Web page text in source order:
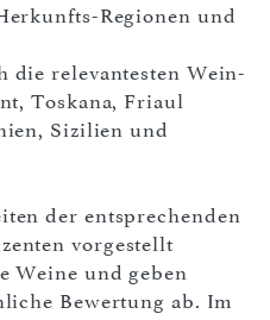
Regionen und
die relevantesten Wein-
Toskana, Friaul
Sizilien und
der entsprechenden
vorgestellt
Weine und geben
Bewertung ab. Im